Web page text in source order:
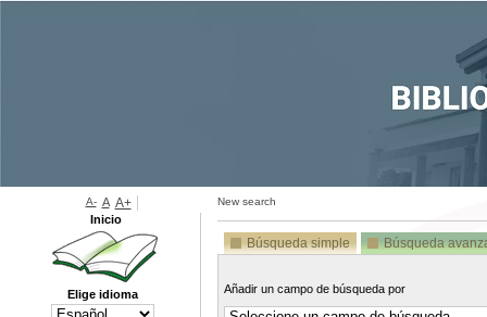
New search
Búsqueda simple Búsqueda
Añadir un campo de búsqueda por
A- A A+
Inicio
Elige idioma